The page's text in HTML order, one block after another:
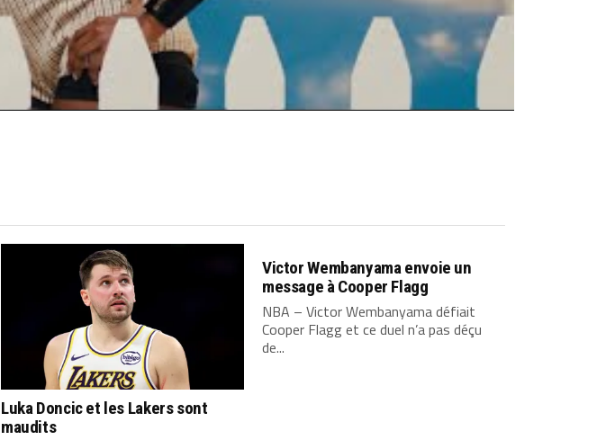
Luka Doncic et les Lakers sont
maudits
Victor Wembanyama envoie un
message à Cooper Flagg
NBA – Victor Wembanyama défiait
Cooper Flagg et ce duel n’a pas déçu
de...